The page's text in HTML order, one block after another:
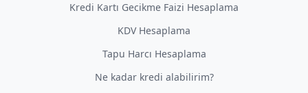
Kredi Kartı Gecikme Faizi Hesaplama
KDV Hesaplama
Tapu Harcı Hesaplama
Ne kadar kredi alabilirim?